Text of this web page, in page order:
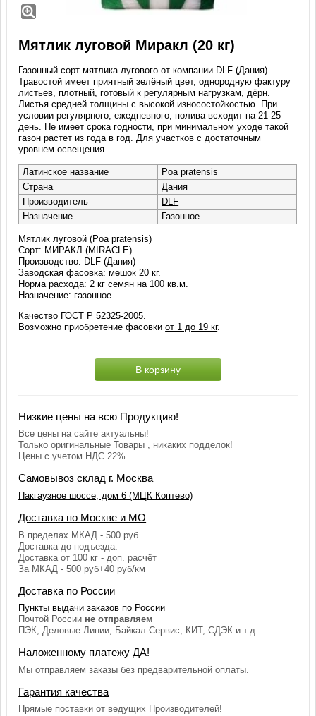
Мятлик луговой Миракл (20 кг)
Газонный сорт мятлика лугового от компании DLF (Дания).
Травостой имеет приятный зелёный цвет, однородную фактуру
листьев, плотный, готовый к регулярным нагрузкам, дёрн.
Листья средней толщины с высокой износостойкостью. При
условии регулярного, ежедневного, полива всходит на 21-25
день. Не имеет срока годности, при минимальном уходе такой
газон растет из года в год. Для участков с достаточным
уровнем освещения.
Латинское название
Poa pratensis
Страна
Дания
Производитель
DLF
Назначение
Газонное
Мятлик луговой (Poa pratensis)
Сорт: МИРАКЛ (MIRACLE)
Производство: DLF (Дания)
Заводская фасовка: мешок 20 кг.
Норма расхода: 2 кг семян на 100 кв.м.
Назначение: газонное.
Качество ГОСТ Р 52325-2005.
Возможно приобретение фасовкиот 1 до 19 кг.
В корзину
Низкие цены на всю Продукцию!
Все цены на сайте актуальны!
Только оригинальные Товары , никаких подделок!
Цены с учетом НДС 22%
Самовывоз склад г. Москва
Пакгаузное шоссе, дом 6 (МЦК Коптево)
Доставка по Москве и МО
В пределах МКАД - 500 руб
Доставка до подъезда.
Доставка от 100 кг - доп. расчёт
За МКАД - 500 руб+40 руб/км
Доставка по России
Пункты выдачи заказов по России
Почтой России не отправляем
ПЭК, Деловые Линии, Байкал-Сервис, КИТ, СДЭК и т.д.
Наложенному платежу ДА!
Мы отправляем заказы без предварительной оплаты.
Гарантия качества
Прямые поставки от ведущих Производителей!